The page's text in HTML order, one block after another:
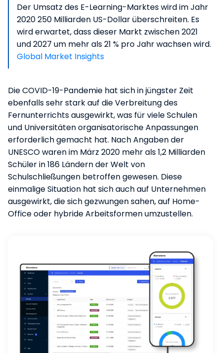
Der Umsatz des E-Learning-Marktes wird im Jahr
2020 250 Milliarden US-Dollar überschreiten. Es
wird erwartet, dass dieser Markt zwischen 2021
und 2027 um mehr als 21 % pro Jahr wachsen wird.
Global Market Insights
Die COVID-19-Pandemie hat sich in jüngster Zeit
ebenfalls sehr stark auf die Verbreitung des
Fernunterrichts ausgewirkt, was für viele Schulen
und Universitäten organisatorische Anpassungen
erforderlich gemacht hat. Nach Angaben der
UNESCO waren im März 2020 mehr als 1,2 Milliarden
Schüler in 186 Ländern der Welt von
Schulschließungen betroffen gewesen. Diese
einmalige Situation hat sich auch auf Unternehmen
ausgewirkt, die sich gezwungen sahen, auf Home-
Office oder hybride Arbeitsformen umzustellen.